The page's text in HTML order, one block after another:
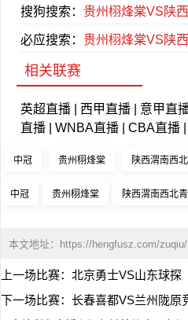
搜狗搜索： 贵州栩烽棠VS陕
必应搜索： 贵州栩烽棠VS陕
相关联赛
英超直播 西甲直播 意甲直
直播
WNBA直播 CBA直播
中冠 贵州栩烽棠 陕西渭南西
中冠 贵州栩烽棠 陕西渭南西北
本文地址： https://hengfusz.com/zuqiu/
上一场比赛： 北京勇士VS山东球探
下一场比赛： 长春喜都VS兰州陇原